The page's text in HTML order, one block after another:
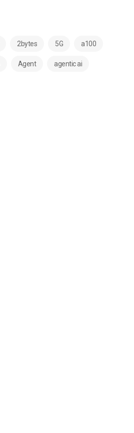
2bytes 5G a100
Agent agentic ai